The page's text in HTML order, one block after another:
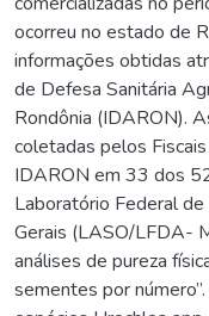
ocorreu no estado de
informações obtidas
de Defesa Sanitária
Rondônia (IDARON).
coletadas pelos
IDARON em 33 dos
Laboratório Federal
Gerais (LASO/LFDA-
análises de pureza
sementes por